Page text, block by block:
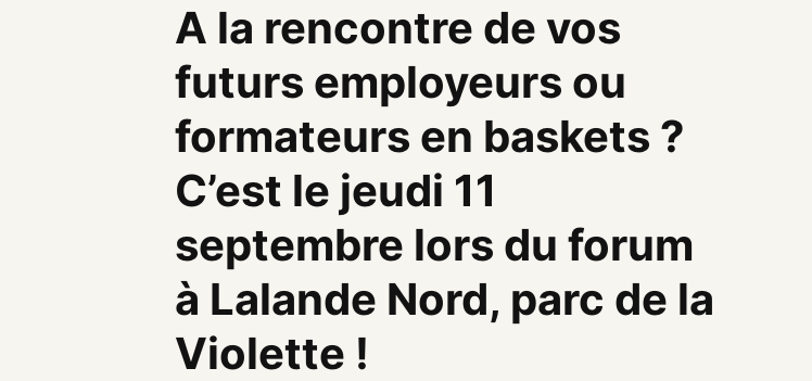
A la rencontre de vos
futurs employeurs ou
formateurs en baskets ?
C’est le jeudi 11
septembre lors du forum
à Lalande Nord, parc de la
Violette !